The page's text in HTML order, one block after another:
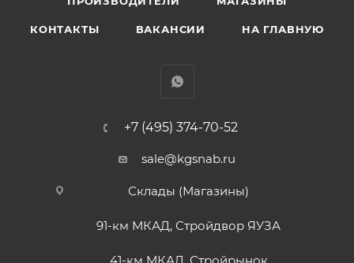
КОНТАКТЫ ВАКАНСИИ НА ГЛАВНУЮ
+7 (495) 374-70-52
sale@kgsnab.ru
Склады (Магазины)
91-км МКАД, Стройдвор ЯУЗА